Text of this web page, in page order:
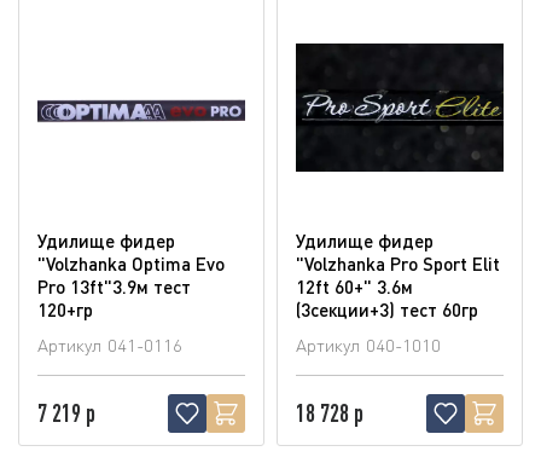
Удилище фидер
"Volzhanka Optima Evo
Pro 13ft"3.9м тест
120+гр
Артикул 041-0116
7 219 р
Удилище фидер
"Volzhanka Pro Sport Elit
12ft 60+" 3.6м
(3секции+3) тест 60гр
Артикул 040-1010
18 728 р